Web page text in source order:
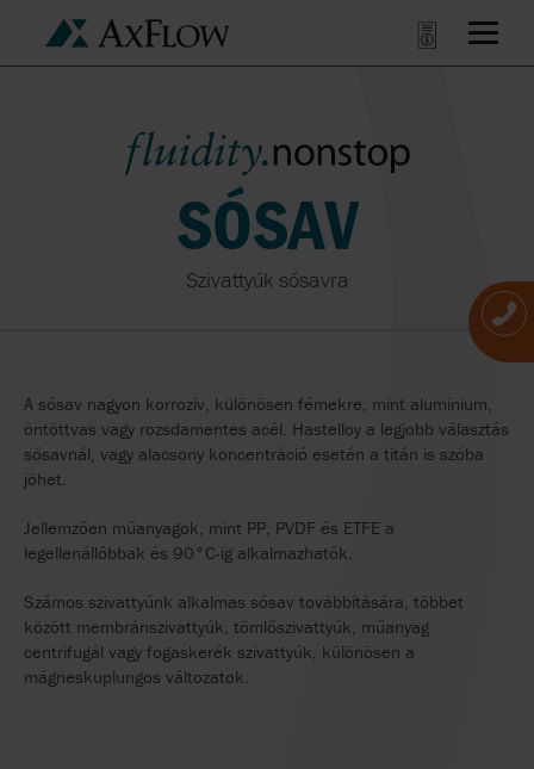
SÓSAV
Szivattyúk sósavra
A sósav nagyon korrozív, különösen fémekre, mint alumínium,
öntöttvas vagy rozsdamentes acél. Hastelloy a legjobb választás
sósavnál, vagy alacsony koncentráció esetén a titán is szóba
jöhet.
Jellemzően műanyagok, mint PP, PVDF és ETFE a
legellenállóbbak és 90°C-ig alkalmazhatók.
Számos szivattyúnk alkalmas sósav továbbítására, többet
között membránszivattyúk, tömlőszivattyúk, műanyag
centrifugál vagy fogaskerék szivattyúk, különösen a
mágneskuplungos változatok.